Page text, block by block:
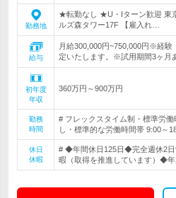
勤務地
★転勤なし ★U・Iターン歓迎 東
ルズ森タワー17F 【雇入れ…
給与
月給300,000円~750,000円※経験
定いたします。※試用期間3ヶ月
初年度
年収
360万円～900万円
勤務
時間
# フレックスタイム制・標準労
し・標準的な労働時間帯 9:00～
休日
休暇
# ◆年間休日125日◆完全週休2
暇（取得を推進しています）◆年